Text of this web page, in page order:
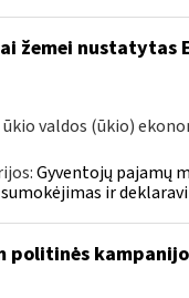
žemei nustatytas
valdos (ūkio)
Gyventojų pajamų
ir
politinės